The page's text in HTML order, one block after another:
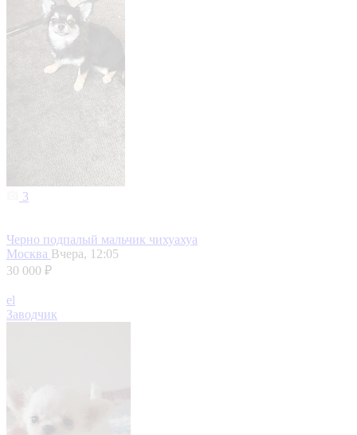
3
Черно подпалый мальчик чихуахуа
Москва Вчера, 12:05
30 000 ₽
el
Заводчик